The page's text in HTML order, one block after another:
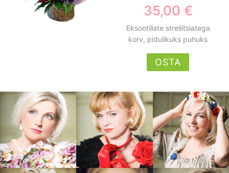
35,00 €
Eksootiliste streliitsiatega
korv, pidulikuks puhuks
OSTA